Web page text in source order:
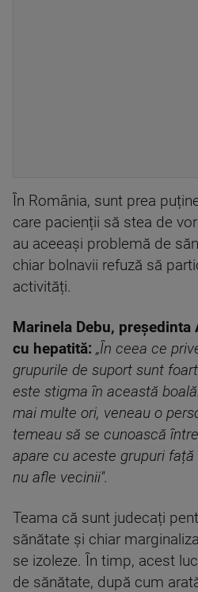
În România, sunt prea
care pacienții să stea de
au aceeași problemă de
chiar bolnavii refuză să
activități.
Marinela Debu,
cu hepatită: „În ceea ce
grupurile de suport sunt
este stigma în această
mai multe ori, veneau o
temeau să se cunoască
apare cu aceste grupuri
nu afle vecinii''.
Teama că sunt judecați
sănătate și chiar
se izoleze. În timp, acest
de sănătate, după cum